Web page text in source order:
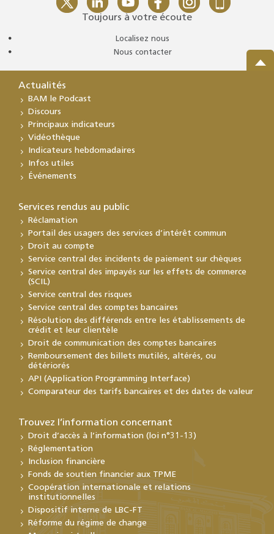
Toujours à votre écoute
Localisez nous
Nous contacter
Actualités
BAM le Podcast
Discours
Principaux indicateurs
Vidéothèque
Indicateurs hebdomadaires
Infos utiles
Événements
Services rendus au public
Réclamation
Portail des usagers des services d’intérêt commun
Droit au compte
Service central des incidents de paiement sur chèques
Service central des impayés sur les effets de commerce
(SCIL)
Service central des risques
Service central des comptes bancaires
Résolution des différends entre les établissements de
crédit et leur clientèle
Droit de communication des comptes bancaires
Remboursement des billets mutilés, altérés, ou
détériorés
API (Application Programming Interface)
Comparateur des tarifs bancaires et des dates de valeur
Trouvez l’information concernant
Droit d’accès à l’information (loi n°31-13)
Réglementation
Inclusion financière
Fonds de soutien financier aux TPME
Coopération internationale et relations
institutionnelles
Dispositif interne de LBC-FT
Réforme du régime de change